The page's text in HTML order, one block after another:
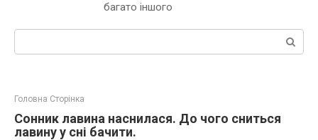
багато іншого
Пошук:
Головна Сторінка
Сонник лавина наснилася. До чого сниться
лавину у сні бачити.